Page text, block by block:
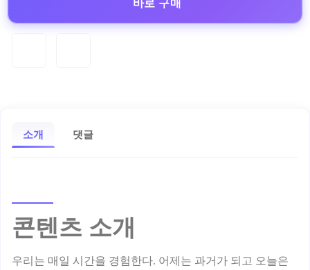
바로 구매
소개 댓글
콘텐츠 소개
우리는 매일 시간을 경험한다. 어제는 과거가 되고 오늘은